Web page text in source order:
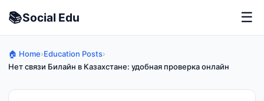
📚Social Edu ☰
🏠 Home›Education Posts›
Нет связи Билайн в Казахстане: удобная проверка онлайн